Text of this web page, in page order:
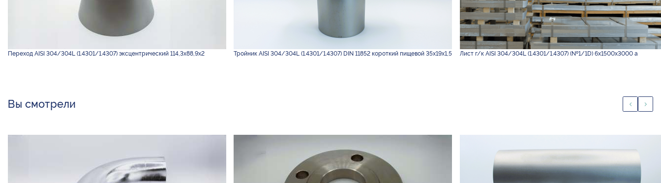
Переход AISI 304/304L (1.4301/1.4307) эксцентрический 114,3х88,9х2 Тройник AISI 304/304L (1.4301/1.4307) DIN 11852 короткий пищевой 35х19х1,5 Лист г/к AISI 304/304L (1.4301/1.4307) (№1/1D) 6х1500х3000 а
Вы смотрели